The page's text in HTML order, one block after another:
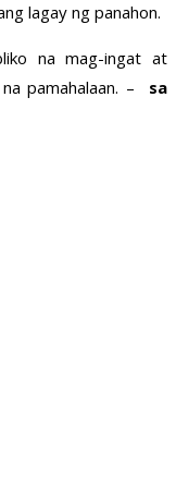
lagay ng panahon.
na mag-ingat at
pamahalaan. –
sa